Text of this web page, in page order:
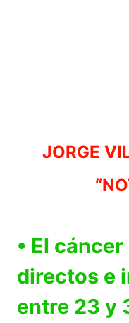
JORGE
• El
directos e
entre 23 y